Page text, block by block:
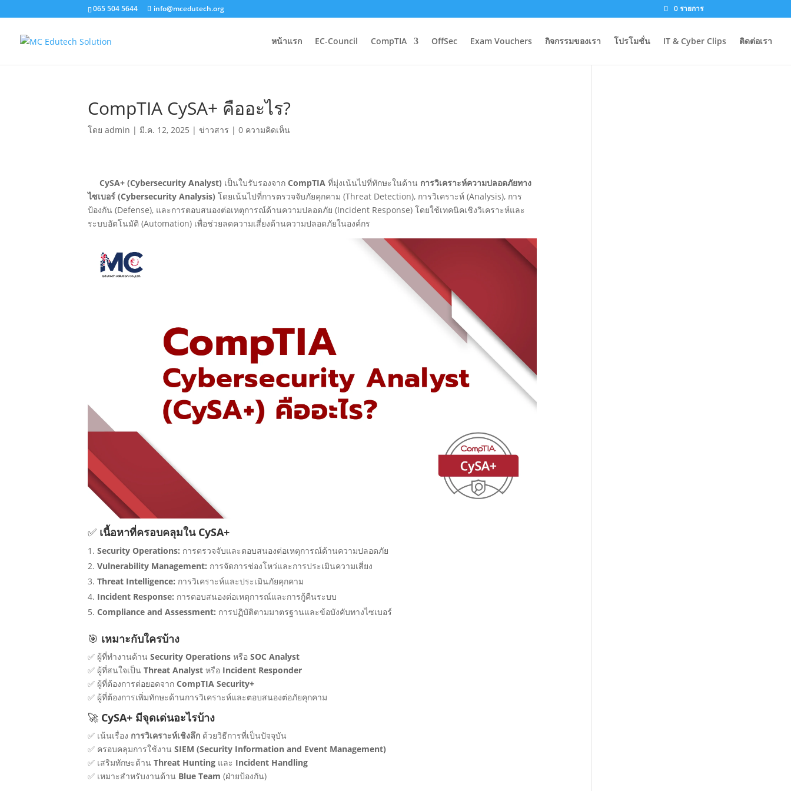
065 504 5644 info@mcedutech.org 0 รายการ
หน้าแรก EC-Council CompTIA OffSec Exam Vouchers กิจกรรมของเรา โปรโมชั่น IT & Cyber Clips ติดต่อเรา
CompTIA CySA+ คืออะไร?
โดยadmin | มี.ค. 12, 2025 |ข่าวสาร |0 ความคิดเห็น
CySA+ (Cybersecurity Analyst) เป็นใบรับรองจากCompTIA ที่มุ่งเน้นไปที่ทักษะในด้าน การวิเคราะห์ความปลอดภัยทาง
ไซเบอร์ (Cybersecurity Analysis) โดยเน้นไปที่การตรวจจับภัยคุกคาม (Threat Detection), การวิเคราะห์ (Analysis), การ
ป้องกัน (Defense), และการตอบสนองต่อเหตุการณ์ด้านความปลอดภัย (Incident Response) โดยใช้เทคนิคเชิงวิเคราะห์และ
ระบบอัตโนมัติ (Automation) เพื่อช่วยลดความเสี่ยงด้านความปลอดภัยในองค์กร
✅ เนื้อหาที่ครอบคลุมใน CySA+
Security Operations: การตรวจจับและตอบสนองต่อเหตุการณ์ด้านความปลอดภัย
Vulnerability Management: การจัดการช่องโหว่และการประเมินความเสี่ยง
Threat Intelligence: การวิเคราะห์และประเมินภัยคุกคาม
Incident Response: การตอบสนองต่อเหตุการณ์และการกู้คืนระบบ
Compliance and Assessment: การปฏิบัติตามมาตรฐานและข้อบังคับทางไซเบอร์
🎯 เหมาะกับใครบ้าง
✅ ผู้ที่ทำงานด้านSecurity Operations หรือSOC Analyst
✅ ผู้ที่สนใจเป็นThreat Analyst หรือ Incident Responder
✅ ผู้ที่ต้องการต่อยอดจากCompTIA Security+
✅ ผู้ที่ต้องการเพิ่มทักษะด้านการวิเคราะห์และตอบสนองต่อภัยคุกคาม
🚀 CySA+ มีจุดเด่นอะไรบ้าง
✅ เน้นเรื่อง การวิเคราะห์เชิงลึก ด้วยวิธีการที่เป็นปัจจุบัน
✅ ครอบคลุมการใช้งานSIEM (Security Information and Event Management)
✅ เสริมทักษะด้านThreat Hunting และ Incident Handling
✅ เหมาะสำหรับงานด้าน Blue Team (ฝ่ายป้องกัน)